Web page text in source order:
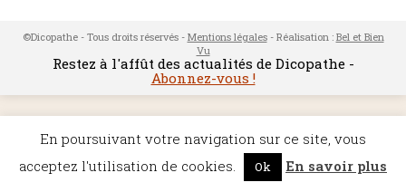
©Dicopathe - Tous droits réservés - Mentions légales- Réalisation : Bel et Bien
Vu
Restez à l'affût des actualités de Dicopathe -
Abonnez-vous !
En poursuivant votre navigation sur ce site, vous
acceptez l'utilisation de cookies.
Ok En savoir plus